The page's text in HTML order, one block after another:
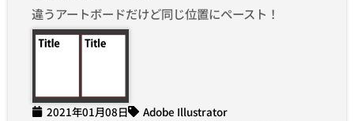
違うアートボードだけど同じ位置にペースト！
2021年01月08日
Adobe Illustrator